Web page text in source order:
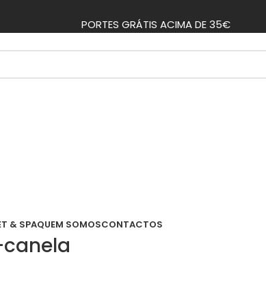
PORTES GRÁTIS ACIMA DE 35€
& SPAQUEM SOMOSCONTACTOS